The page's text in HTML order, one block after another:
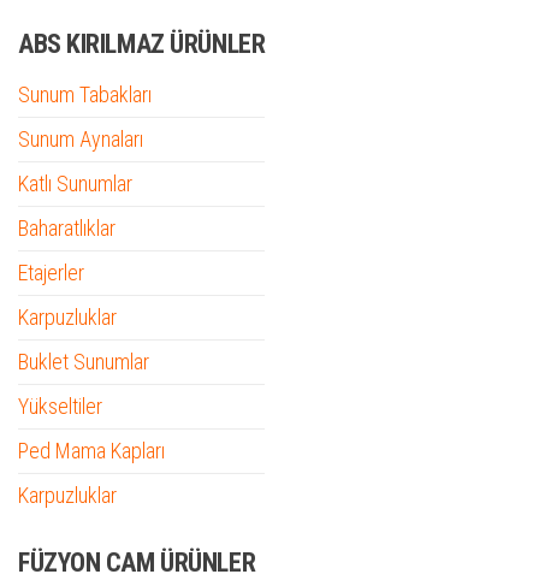
ABS KIRILMAZ ÜRÜNLER
Sunum Tabakları
Sunum Aynaları
Katlı Sunumlar
Baharatlıklar
Etajerler
Karpuzluklar
Buklet Sunumlar
Yükseltiler
Ped Mama Kapları
Karpuzluklar
FÜZYON CAM ÜRÜNLER